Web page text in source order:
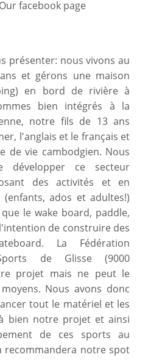
Our facebook page
présenter: nous vivons au
et gérons une maison
en bord de rivière à
bien intégrés à la
notre fils de 13 ans
l'anglais et le français et
de vie cambodgien. Nous
ce secteur
des activités et en
ados et adultes!)
le wake board, paddle,
de construire des
La Fédération
de Glisse (9000
projet mais ne peut le
Nous avons donc
tout le matériel et les
bien notre projet et ainsi
de ces sports au
recommandera notre spot